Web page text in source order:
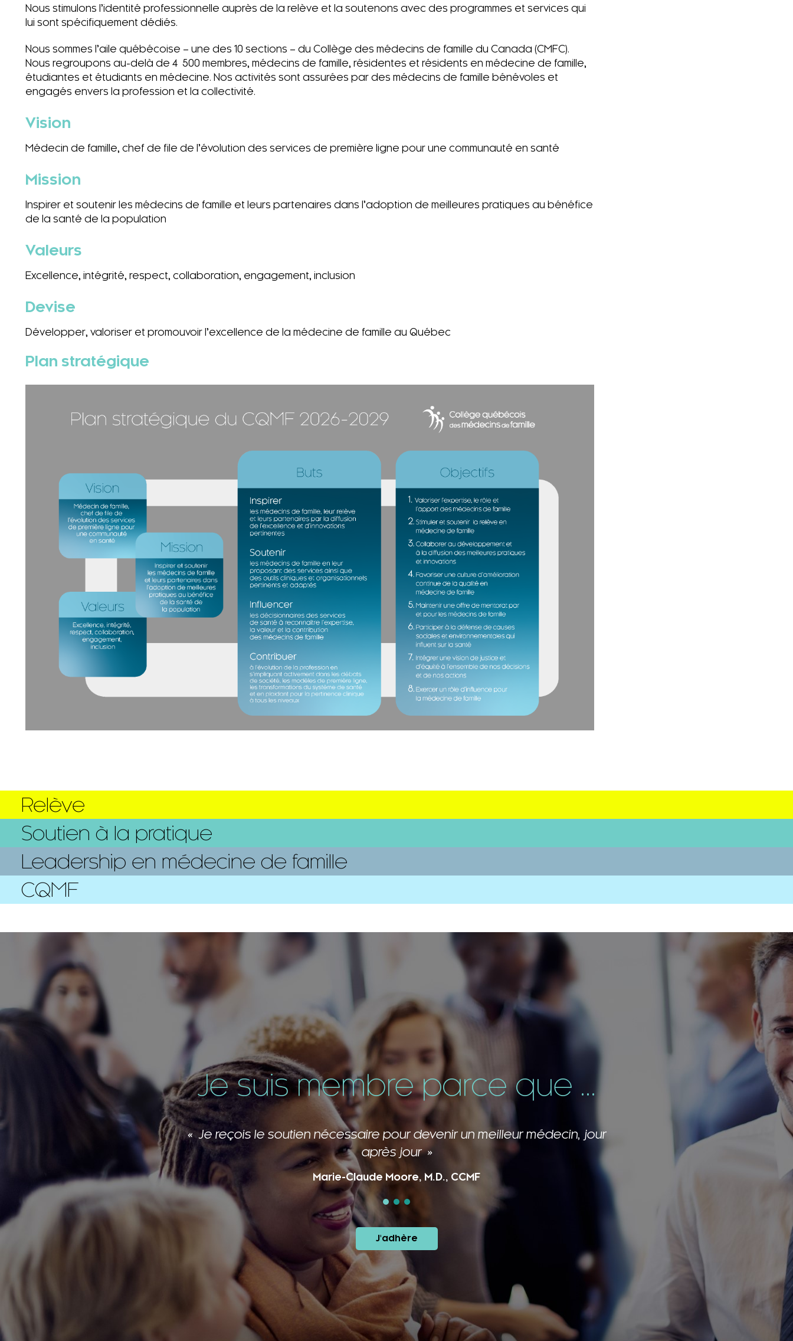
Nous stimulons l’identité professionnelle auprès de la relève et la soutenons avec des programmes et services qui
lui sont spécifiquement dédiés.
Nous sommes l’aile québécoise – une des 10 sections – du Collège des médecins de famille du Canada (CMFC).
Nous regroupons au-delà de 4 500 membres, médecins de famille, résidentes et résidents en médecine de famille,
étudiantes et étudiants en médecine. Nos activités sont assurées par des médecins de famille bénévoles et
engagés envers la profession et la collectivité.
Vision
Médecin de famille, chef de file de l’évolution des services de première ligne pour une communauté en santé
Mission
Inspirer et soutenir les médecins de famille et leurs partenaires dans l’adoption de meilleures pratiques au bénéfice
de la santé de la population
Valeurs
Excellence, intégrité, respect, collaboration, engagement, inclusion
Devise
Développer, valoriser et promouvoir l’excellence de la médecine de famille au Québec
Plan stratégique
Relève
Soutien à la pratique
Leadership en médecine de famille
CQMF
Je suis membre parce que ...
Les membres de cette grande famille me ressourcent et m’inspirent!
Caroline Laberge, M.D., CCMF, FCMF
J'adhère